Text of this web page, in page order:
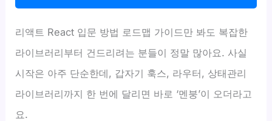
리액트 React 입문 방법 로드맵 가이드만 봐도 복잡한
라이브러리부터 건드리려는 분들이 정말 많아요. 사실
시작은 아주 단순한데, 갑자기 훅스, 라우터, 상태관리
라이브러리까지 한 번에 달리면 바로 ‘멘붕’이 오더라고
요.